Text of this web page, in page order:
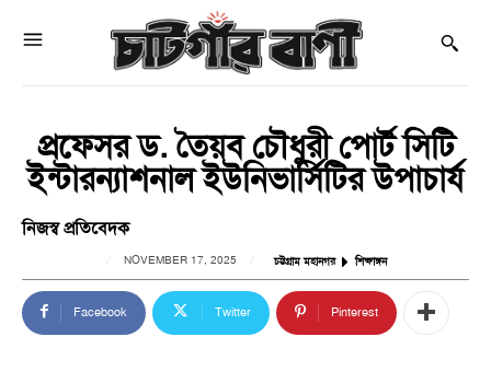
প্রফেসর ড. তৈয়ব চৌধুরী পোর্ট সিটি
ইন্টারন্যাশনাল ইউনিভার্সিটির উপাচার্য
নিজস্ব প্রতিবেদক
NOVEMBER 17, 2025 চট্টগ্রাম মহানগর শিক্ষাঙ্গন
Facebook Twitter Pinterest